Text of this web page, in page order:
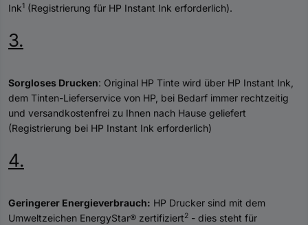
Ink1 (Registrierung für HP Instant Ink erforderlich).
3.
Sorgloses Drucken: Original HP Tinte wird über HP Instant Ink,
dem Tinten-Lieferservice von HP, bei Bedarf immer rechtzeitig
und versandkostenfrei zu Ihnen nach Hause geliefert
(Registrierung bei HP Instant Ink erforderlich)
4.
Geringerer Energieverbrauch: HP Drucker sind mit dem
Umweltzeichen EnergyStar® zertifiziert2 - dies steht für